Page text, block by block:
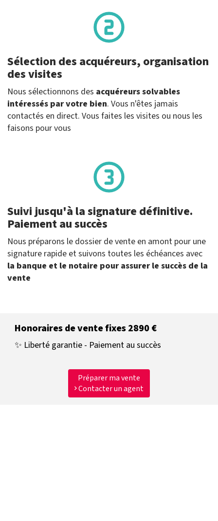
Sélection des acquéreurs, organisation
des visites
Nous sélectionnons des acquéreurs solvables
intéressés par votre bien. Vous n'êtes jamais
contactés en direct. Vous faites les visites ou nous les
faisons pour vous
Suivi jusqu'à la signature définitive.
Paiement au succès
Nous préparons le dossier de vente en amont pour une
signature rapide et suivons toutes les échéances avec
la banque et le notaire pour assurer le succès de la
vente
Honoraires de vente fixes 2890 €
✨ Liberté garantie - Paiement au succès
Préparer ma vente
Contacter un agent